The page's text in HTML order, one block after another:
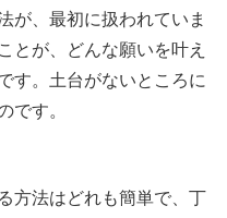
が、最初に扱われていま
とが、どんな願いを叶え
す。土台がないところに
です。
方法はどれも簡単で、丁